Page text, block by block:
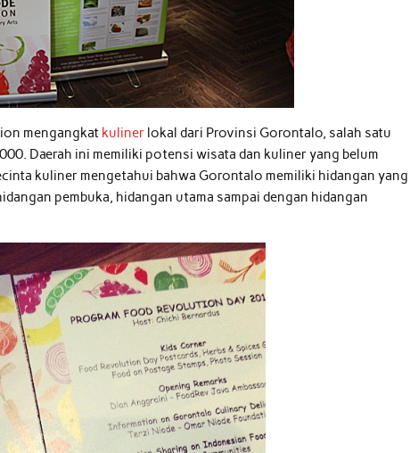
mengangkat kuliner lokal dari Provinsi Gorontalo, salah satu
Daerah ini memiliki potensi wisata dan kuliner yang belum
kuliner mengetahui bahwa Gorontalo memiliki hidangan yang
pembuka, hidangan utama sampai dengan hidangan